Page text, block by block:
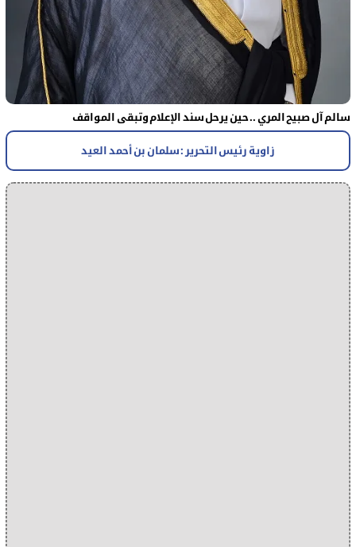
سالم آل صبيح المري .. حين يرحل سند الإعلام وتبقى المواقف
زاوية رئيس التحرير : سلمان بن أحمد العيد